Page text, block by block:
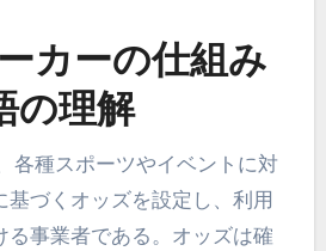
カーの仕組み
の理解
各種スポーツやイベントに対
基づくオッズを設定し、利用
る事業者である。オッズは確